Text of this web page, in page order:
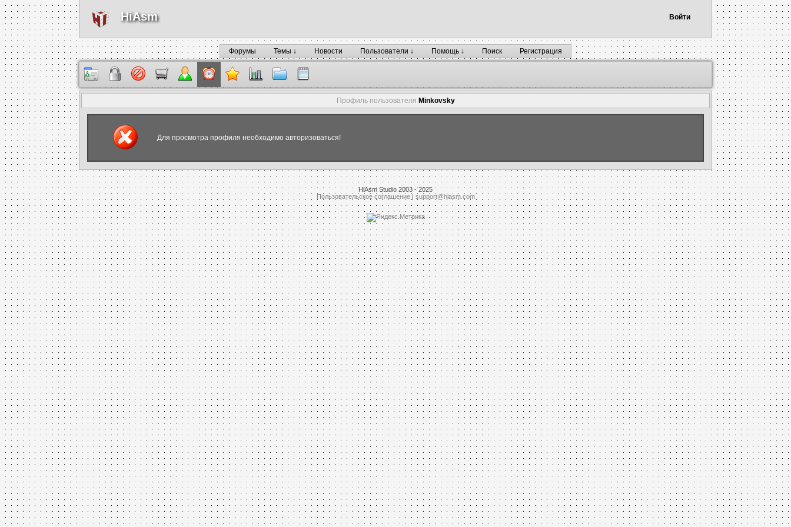
HiAsm Войти
Форумы Темы ↓ Новости Пользователи ↓ Помощь ↓ Поиск Регистрация
Профиль пользователя Minkovsky
Для просмотра профиля необходимо авторизоваться!
HiAsm Studio 2003 - 2025
Пользовательское соглашение| support@hiasm.com